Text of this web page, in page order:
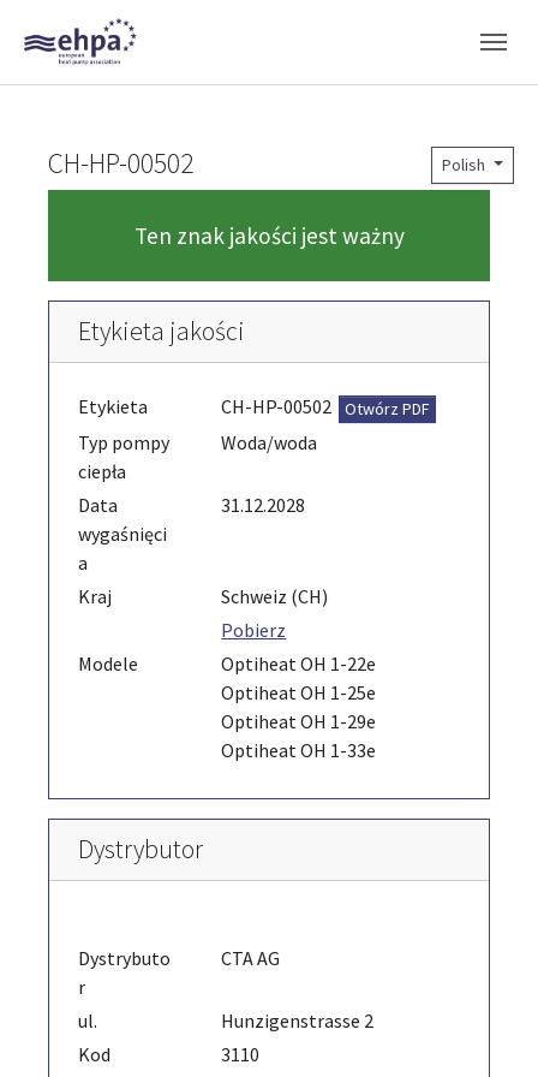
Skip to main navigation
Skip to main content
Skip to page footer
Polish
CH-HP-00502
Ten znak jakości jest ważny
Etykieta jakości
Etykieta CH-HP-00502 Otwórz PDF
Typ pompy
ciepła
Woda/woda
Data
wygaśnięci
a
31.12.2028
Kraj
Schweiz (CH)
Pobierz
Modele
Optiheat OH 1-22e
Optiheat OH 1-25e
Optiheat OH 1-29e
Optiheat OH 1-33e
Dystrybutor
Dystrybuto
r
CTA AG
ul.
Hunzigenstrasse 2
Kod
3110